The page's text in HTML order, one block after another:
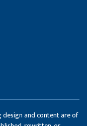
and content are of